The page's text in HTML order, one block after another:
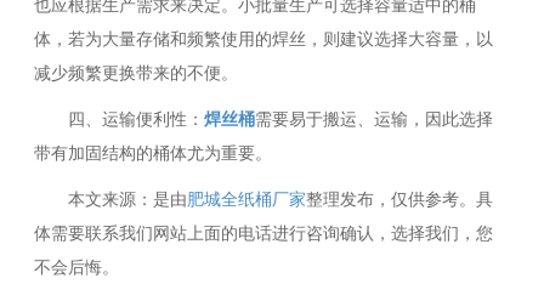
体，若为大量存储和频繁使用的焊丝，则建议选择大容量，以
减少频繁更换带来的不便。
四、运输便利性：焊丝桶需要易于搬运、运输，因此选择
带有加固结构的桶体尤为重要。
本文来源：是由肥城全纸桶厂家整理发布，仅供参考。具
体需要联系我们网站上面的电话进行咨询确认，选择我们，您
不会后悔。